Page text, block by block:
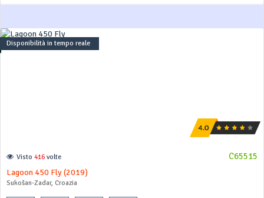
Disponibilità in tempo reale
C65515
Visto 416 volte
Lagoon 450 Fly (2019)
Sukošan-Zadar, Croazia